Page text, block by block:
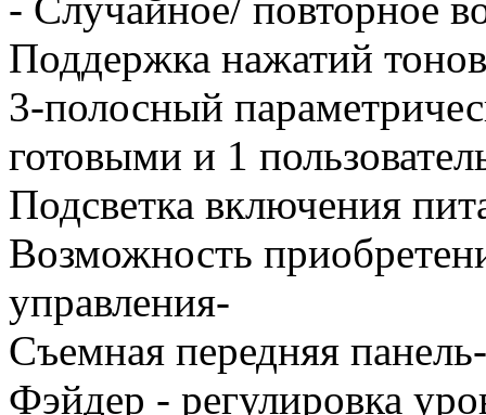
Поддержка нажатий
3-полосный
готовыми и 1
Подсветка включения
Возможность
управления-
Съемная передняя панель-
Фэйдер - регулировка